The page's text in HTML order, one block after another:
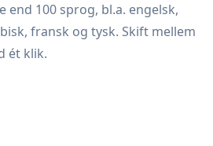
100 sprog, bl.a. engelsk,
fransk og tysk. Skift mellem
ét klik.